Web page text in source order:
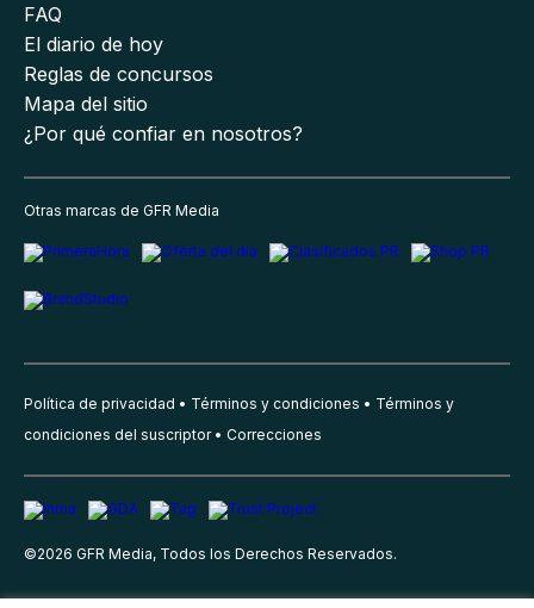
FAQ
El diario de hoy
Reglas de concursos
Mapa del sitio
¿Por qué confiar en nosotros?
Otras marcas de GFR Media
Política de privacidad Términos y condiciones
Términos y
condiciones del suscriptor
Correcciones
©2026 GFR Media, Todos los Derechos Reservados.